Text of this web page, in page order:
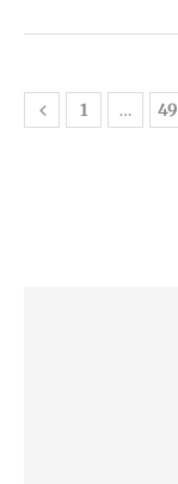
1 … 49